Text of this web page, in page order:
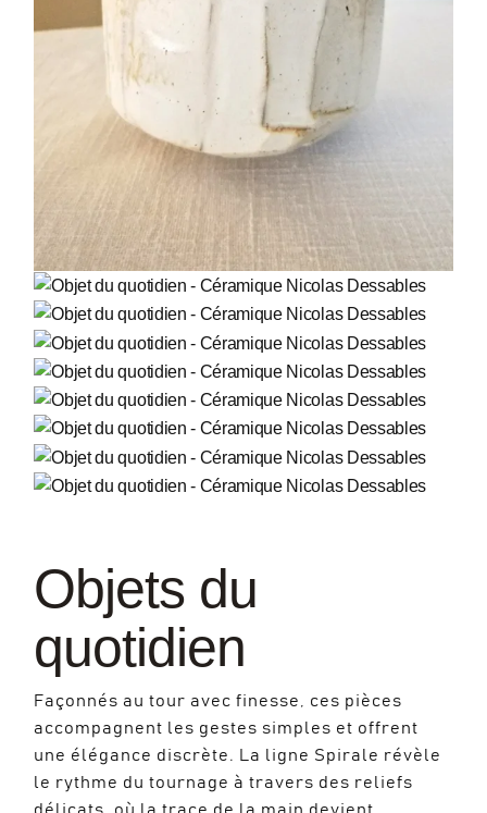
Objets du
quotidien
Façonnés au tour avec finesse, ces pièces
accompagnent les gestes simples et offrent
une élégance discrète. La ligne Spirale révèle
le rythme du tournage à travers des reliefs